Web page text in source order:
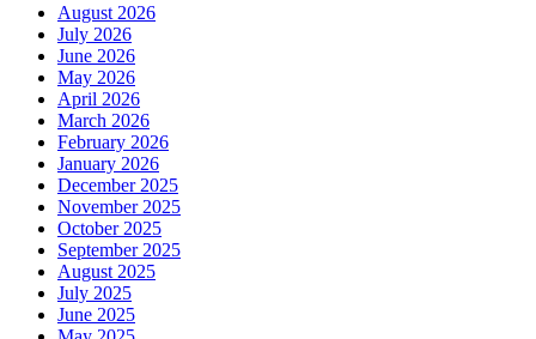
August 2026
July 2026
June 2026
May 2026
April 2026
March 2026
February 2026
January 2026
December 2025
November 2025
October 2025
September 2025
August 2025
July 2025
June 2025